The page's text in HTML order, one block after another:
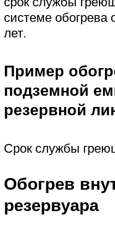
системе обогрева
лет.
Пример
подземной
резервной
Срок службы
Обогрев
резервуара